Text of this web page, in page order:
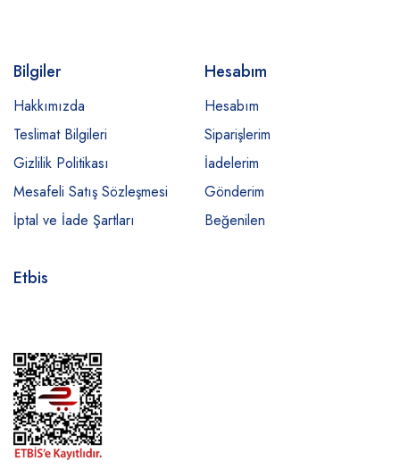
Bilgiler
Hakkımızda
Teslimat Bilgileri
Gizlilik Politikası
Mesafeli Satış Sözleşmesi
İptal ve İade Şartları
Hesabım
Hesabım
Siparişlerim
İadelerim
Gönderim
Beğenilen
Etbis